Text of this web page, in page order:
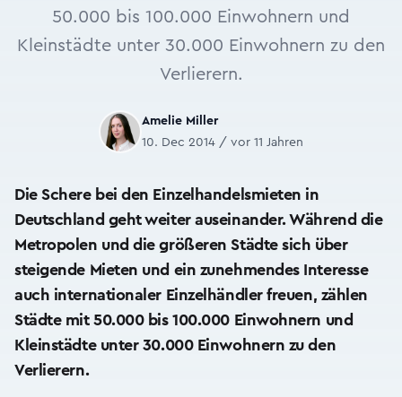
50.000 bis 100.000 Einwohnern und
Kleinstädte unter 30.000 Einwohnern zu den
Verlierern.
Amelie Miller
10. Dec 2014 / vor 11 Jahren
Die Schere bei den Einzelhandelsmieten in
Deutschland geht weiter auseinander. Während die
Metropolen und die größeren Städte sich über
steigende Mieten und ein zunehmendes Interesse
auch internationaler Einzelhändler freuen, zählen
Städte mit 50.000 bis 100.000 Einwohnern und
Kleinstädte unter 30.000 Einwohnern zu den
Verlierern.